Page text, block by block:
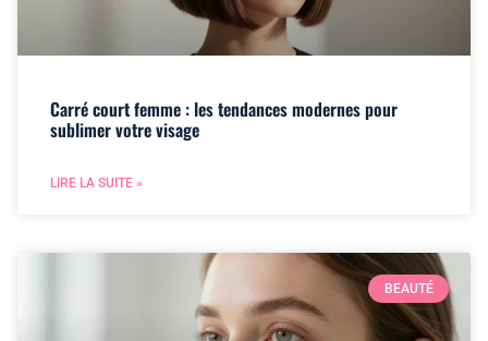
Carré court femme : les tendances modernes pour
sublimer votre visage
LIRE LA SUITE »
BEAUTÉ